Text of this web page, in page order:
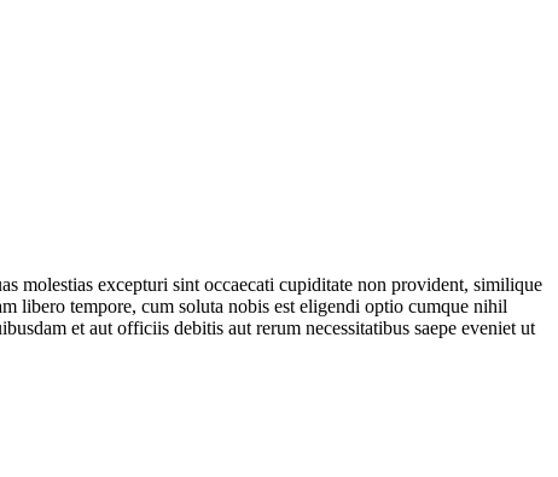
molestias excepturi sint occaecati cupiditate non provident, similique
libero tempore, cum soluta nobis est eligendi optio cumque nihil
et aut officiis debitis aut rerum necessitatibus saepe eveniet ut